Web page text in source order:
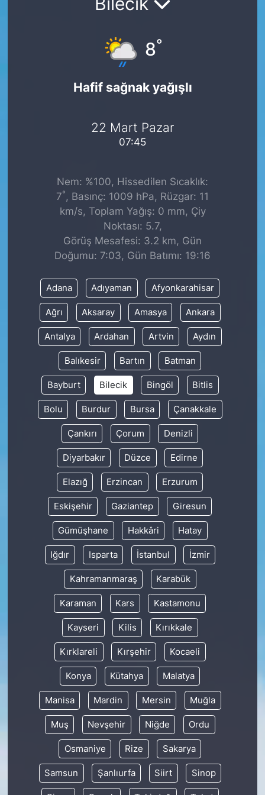
8°
Hafif sağnak yağışlı
22 Mart Pazar
07:45
Nem: %100, Hissedilen Sıcaklık:
7°, Basınç: 1009 hPa, Rüzgar: 11
km/s, Toplam Yağış: 0 mm, Çiy
Noktası: 5.7,
Görüş Mesafesi: 3.2 km, Gün
Doğumu: 7:03, Gün Batımı: 19:16
Adana Adıyaman Afyonkarahisar
Ağrı Aksaray Amasya Ankara
Antalya Ardahan Artvin Aydın
Balıkesir Bartın Batman
Bayburt Bilecik Bingöl Bitlis
Bolu Burdur Bursa Çanakkale
Çankırı Çorum Denizli
Diyarbakır Düzce Edirne
Elazığ Erzincan Erzurum
Eskişehir Gaziantep Giresun
Gümüşhane Hakkâri Hatay
Iğdır Isparta İstanbul İzmir
Kahramanmaraş Karabük
Karaman Kars Kastamonu
Kayseri Kilis Kırıkkale
Kırklareli Kırşehir Kocaeli
Konya Kütahya Malatya
Manisa Mardin Mersin Muğla
Muş Nevşehir Niğde Ordu
Osmaniye Rize Sakarya
Samsun Şanlıurfa Siirt Sinop